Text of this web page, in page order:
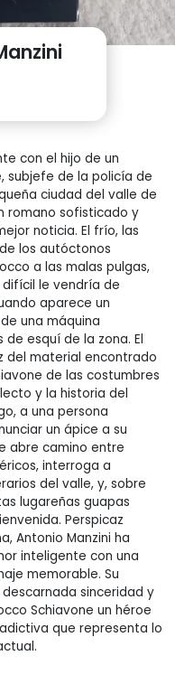
con el hijo de un
subjefe de la policía de
ciudad del valle de
romano sofisticado y
noticia. El frío, las
los autóctonos
a las malas pulgas,
le vendría de
aparece un
una máquina
esquí de la zona. El
del material encontrado
de las costumbres
y la historia del
a una persona
un ápice a su
abre camino entre
interroga a
del valle, y, sobre
lugareñas guapas
Perspicaz
Antonio Manzini ha
inteligente con una
memorable. Su
sinceridad y
Schiavone un héroe
que representa lo